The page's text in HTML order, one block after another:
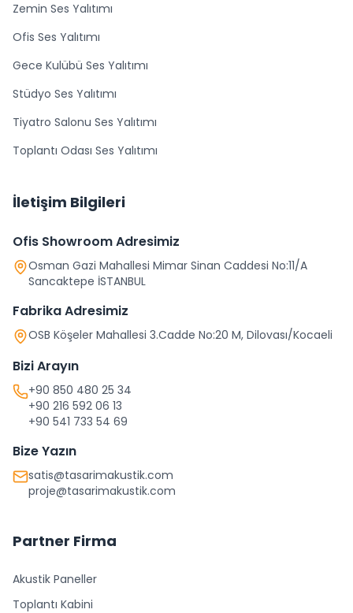
Zemin Ses Yalıtımı
Ofis Ses Yalıtımı
Gece Kulübü Ses Yalıtımı
Stüdyo Ses Yalıtımı
Tiyatro Salonu Ses Yalıtımı
Toplantı Odası Ses Yalıtımı
İletişim Bilgileri
Ofis Showroom Adresimiz
Osman Gazi Mahallesi Mimar Sinan Caddesi No:11/A
Sancaktepe İSTANBUL
Fabrika Adresimiz
OSB Köşeler Mahallesi 3.Cadde No:20 M, Dilovası/Kocaeli
Bizi Arayın
+90 850 480 25 34
+90 216 592 06 13
+90 541 733 54 69
Bize Yazın
satis@tasarimakustik.com
proje@tasarimakustik.com
Partner Firma
Akustik Paneller
Toplantı Kabini